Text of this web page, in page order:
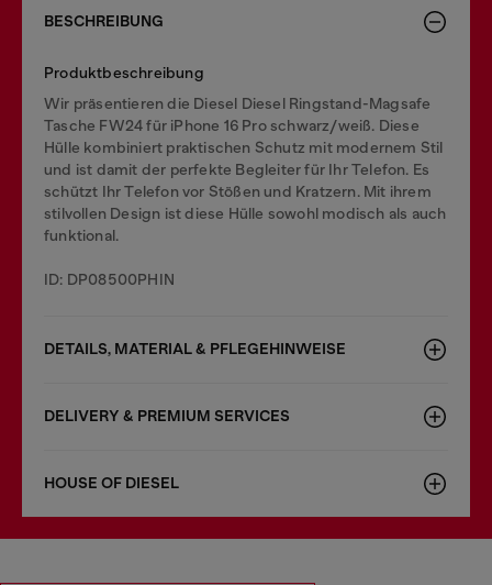
BESCHREIBUNG
Produktbeschreibung
Wir präsentieren die Diesel Diesel Ringstand-Magsafe
Tasche FW24 für iPhone 16 Pro schwarz/weiß. Diese
Hülle kombiniert praktischen Schutz mit modernem Stil
und ist damit der perfekte Begleiter für Ihr Telefon. Es
schützt Ihr Telefon vor Stößen und Kratzern. Mit ihrem
stilvollen Design ist diese Hülle sowohl modisch als auch
funktional.
ID: DP08500PHIN
DETAILS, MATERIAL & PFLEGEHINWEISE
DELIVERY & PREMIUM SERVICES
HOUSE OF DIESEL